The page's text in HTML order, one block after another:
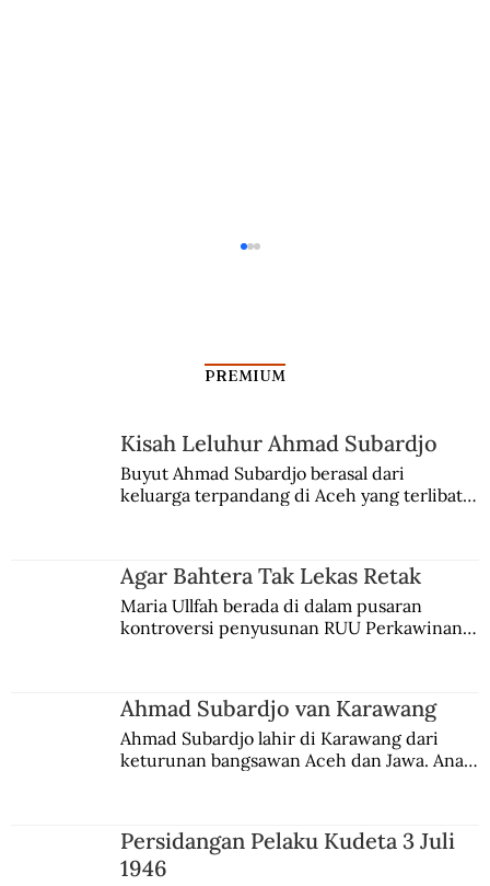
Jalan Kartini Temukan Islam
PREMIUM
Kisah Leluhur Ahmad Subardjo
Buyut Ahmad Subardjo berasal dari
keluarga terpandang di Aceh yang terlibat
Agar Bahtera Tak Lekas Retak
Maria Ullfah berada di dalam pusaran
kontroversi penyusunan RUU Perkawinan.
Ahmad Subardjo van Karawang
Ahmad Subardjo lahir di Karawang dari
keturunan bangsawan Aceh dan Jawa. Anak
Persidangan Pelaku Kudeta 3 Juli
1946